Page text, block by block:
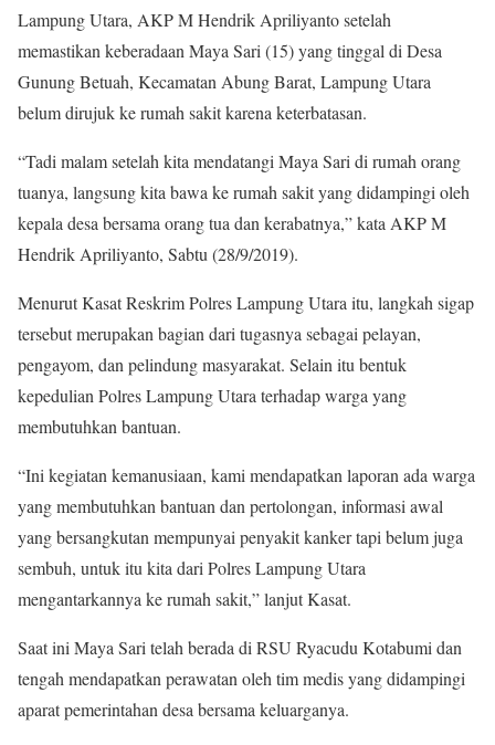
Lampung Utara, AKP M Hendrik Apriliyanto setelah
memastikan keberadaan Maya Sari (15) yang tinggal di Desa
Gunung Betuah, Kecamatan Abung Barat, Lampung Utara
belum dirujuk ke rumah sakit karena keterbatasan.
“Tadi malam setelah kita mendatangi Maya Sari di rumah orang
tuanya, langsung kita bawa ke rumah sakit yang didampingi oleh
kepala desa bersama orang tua dan kerabatnya,” kata AKP M
Hendrik Apriliyanto, Sabtu (28/9/2019).
Menurut Kasat Reskrim Polres Lampung Utara itu, langkah sigap
tersebut merupakan bagian dari tugasnya sebagai pelayan,
pengayom, dan pelindung masyarakat. Selain itu bentuk
kepedulian Polres Lampung Utara terhadap warga yang
membutuhkan bantuan.
“Ini kegiatan kemanusiaan, kami mendapatkan laporan ada warga
yang membutuhkan bantuan dan pertolongan, informasi awal
yang bersangkutan mempunyai penyakit kanker tapi belum juga
sembuh, untuk itu kita dari Polres Lampung Utara
mengantarkannya ke rumah sakit,” lanjut Kasat.
Saat ini Maya Sari telah berada di RSU Ryacudu Kotabumi dan
tengah mendapatkan perawatan oleh tim medis yang didampingi
aparat pemerintahan desa bersama keluarganya.